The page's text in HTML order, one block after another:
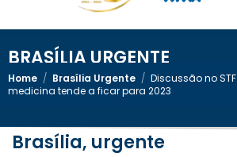
BRASÍLIA URGENTE
Home / Brasília Urgente / Discussão no
medicina tende a ficar para 2023
Brasília, urgente